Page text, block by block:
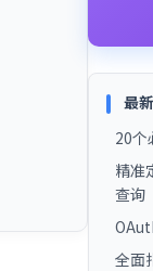
最
20个
精准
查询
全面